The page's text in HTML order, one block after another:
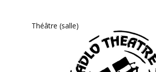
Théâtre (salle)